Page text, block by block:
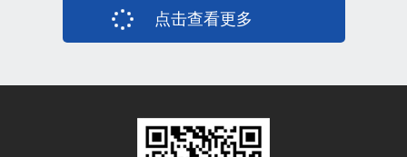
点击查看更多